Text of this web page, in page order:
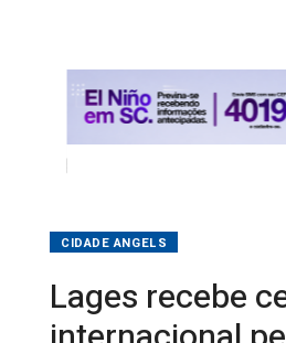
Lages recebe
internacional